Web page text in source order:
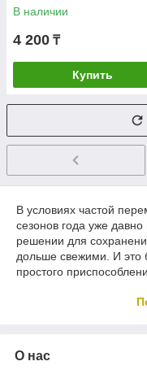
В наличии
4 200 ₸
Купить
В условиях частой
сезонов года уже
решении для
дольше свежими. И
простого
бесперебойной его
Снижение
О нас